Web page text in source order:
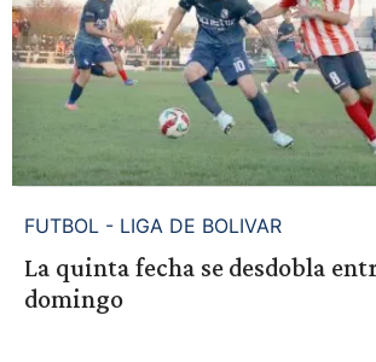
FUTBOL - LIGA DE BOLIVAR
La quinta fecha se desdobla
domingo